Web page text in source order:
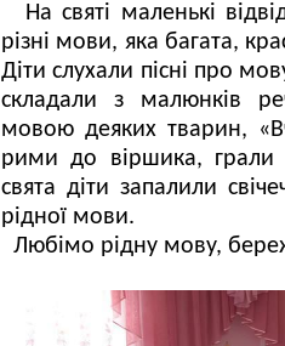
На святі маленькі
різні мови, яка багата,
Діти слухали пісні про
складали з малюнків
мовою деяких тварин,
рими до віршика, грали
свята діти запалили
рідної мови.
Любімо рідну мову,